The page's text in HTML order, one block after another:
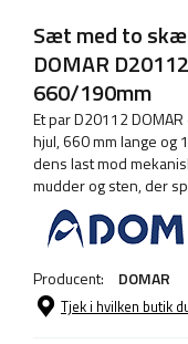
Sæt med to
DOMAR
660/190mm
Et par D20112
hjul, 660 mm lange og
dens last mod
mudder og sten, der
Producent: DOMAR
Tjek i hvilken butik